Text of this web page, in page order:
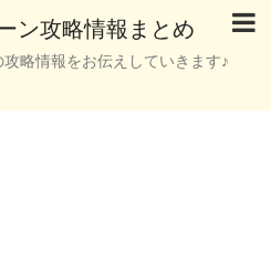
ン攻略情報まとめ
略情報をお伝えしていきます♪